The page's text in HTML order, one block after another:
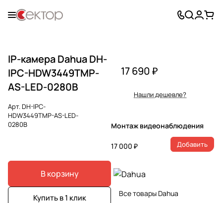
IP-камера Dahua DH-
IPC-HDW3449TMP-
AS-LED-0280B
Арт.DH-IPC-
HDW3449TMP-AS-LED-
0280B
В корзину
Купить в 1 клик
17 690 ₽
Нашли дешевле?
Монтаж видеонаблюдения
17 000 ₽ Добавить
Все товары Dahua